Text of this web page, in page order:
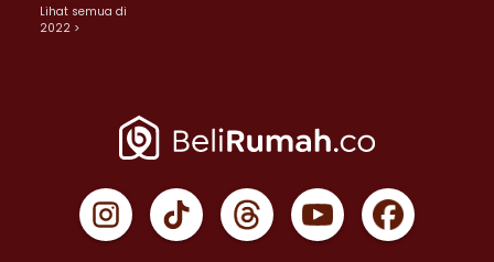
Lihat semua di
2022 >